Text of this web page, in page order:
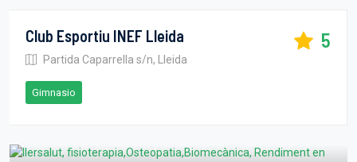
Club Esportiu INEF Lleida
Partida Caparrella s/n, Lleida
5
Gimnasio